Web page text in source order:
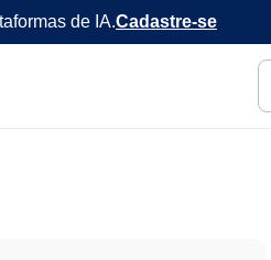
de IA.Cadastre-se